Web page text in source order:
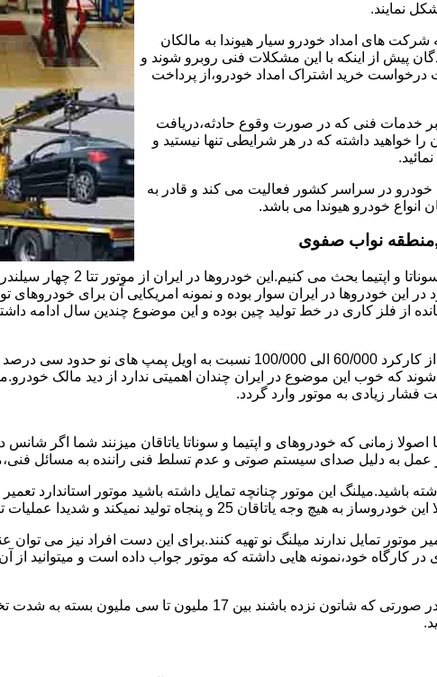
نمایند.
های امداد خودرو سیار هیوندا به مالکان
پیش از اینکه با این مشکلات فنی روبرو شوند و
درخواست خرید اشتراک امداد خودرو،از پرداخت
خدمات فنی که در صورت وقوع حادثه،دریافت
خواهید داشته که در هر شرایطی تنها نیستید و
خودرو در سراسر کشور فعالیت می کند و قادر به
انواع خودرو هیوندا می باشد.
نواب صفوی
خودروها در ایران سوار بوده و نمونه امریکایی آن برای خودروهای
از فلز کاری در خط تولید چین بوده و این موضوع چندین سال ادامه
موضوع دوم اویل پمپ ضعیف این موتور است و بعد از کارکرد 60/000
شوند که خوب این موضوع در ایران چندان اهمیتی ندارد از دید مالک
زیادی به موتور وارد گردد.
زمانی که خودروهای و اپتیما و سوناتا یاتاقان میزنند شما اگر
عمل به دلیل صدای سیستم صوتی و عدم تسلط فنی راننده به مسائل
و شدیدا عملیات تراشکاری و پولیش کاری را رد و ممنوع کرده است.
موتور تمایل ندارند میلنگ نو تهیه کنند.برای این دست افراد نیز
در کارگاه خود،نمونه هایی داشته که موتور جواب داده است و میتوانید
هزینه تعمیر استاندارد و سوناتا و اپتیمای یاتاقان زده در